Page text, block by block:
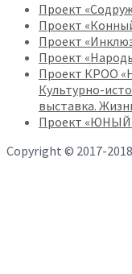
Проект
Проект
Проект
Проект
Проект КРОО
Культурно-
выставка.
Проект
Copyright © 2017-